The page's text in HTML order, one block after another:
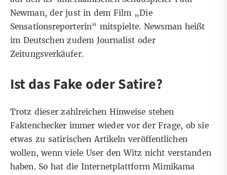
Newman, der just in dem Film „Die
Sensationsreporterin“ mitspielte. Newsman heißt
im Deutschen zudem Journalist oder
Zeitungsverkäufer.
Ist das Fake oder Satire?
Trotz dieser zahlreichen Hinweise stehen
Faktenchecker immer wieder vor der Frage, ob sie
etwas zu satirischen Artikeln veröffentlichen
wollen, wenn viele User den Witz nicht verstanden
haben. So hat die Internetplattform Mimikama